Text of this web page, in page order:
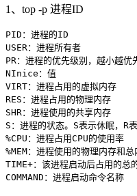
1、top -p 进程ID
PID：进程的ID
USER：进程所有者
PR：进程的优先级别，越小越优
NInice：值
VIRT：进程占用的虚拟内存
RES：进程占用的物理内存
SHR：进程使用的共享内存
S：进程的状态。S表示休眠，R
%CPU：进程占用CPU的使用率
%MEM：进程使用的物理内存和
TIME+：该进程启动后占用的总